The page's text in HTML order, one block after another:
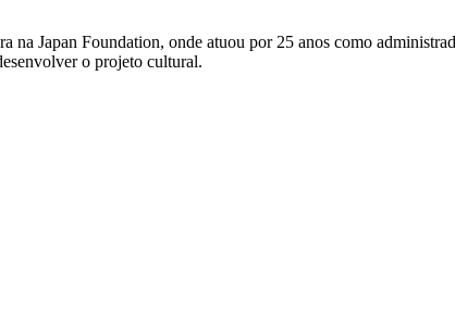
na Japan Foundation, onde atuou por 25 anos como
o projeto cultural.